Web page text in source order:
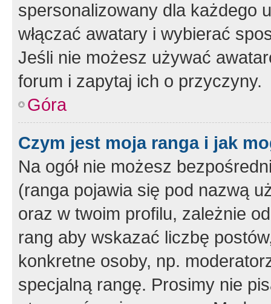
spersonalizowany dla każdego
włączać awatary i wybierać
Jeśli nie możesz używać
forum i zapytaj ich o przyczyny.
Góra
Czym jest moja ranga i jak
Na ogół nie możesz
(ranga pojawia się pod nazwą
oraz w twoim profilu, zależnie
rang aby wskazać liczbę
konkretne osoby, np.
specjalną rangę. Prosimy nie